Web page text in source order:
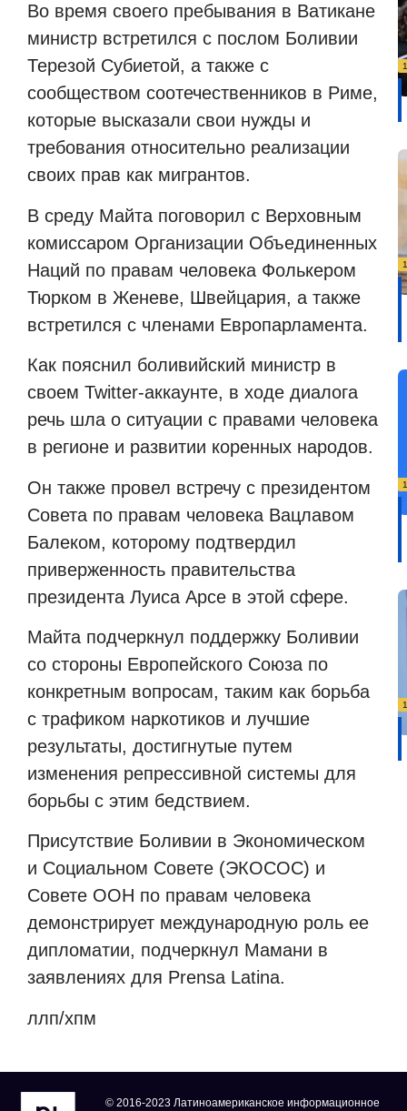
Во время своего пребывания в Ватикане
министр встретился с послом Боливии
Терезой Субиетой, а также с
сообществом соотечественников в Риме,
которые высказали свои нужды и
требования относительно реализации
своих прав как мигрантов.
В среду Майта поговорил с Верховным
комиссаром Организации Объединенных
Наций по правам человека Фолькером
Тюрком в Женеве, Швейцария, а также
встретился с членами Европарламента.
Как пояснил боливийский министр в
своем Twitter-аккаунте, в ходе диалога
речь шла о ситуации с правами человека
в регионе и развитии коренных народов.
Он также провел встречу с президентом
Совета по правам человека Вацлавом
Балеком, которому подтвердил
приверженность правительства
президента Луиса Арсе в этой сфере.
Майта подчеркнул поддержку Боливии
со стороны Европейского Союза по
конкретным вопросам, таким как борьба
с трафиком наркотиков и лучшие
результаты, достигнутые путем
изменения репрессивной системы для
борьбы с этим бедствием.
Присутствие Боливии в Экономическом
и Социальном Совете (ЭКОСОС) и
Совете ООН по правам человека
демонстрирует международную роль ее
дипломатии, подчеркнул Мамани в
заявлениях для Prensa Latina.
ллп/хпм
© 2016-2023 Латиноамериканское информационное